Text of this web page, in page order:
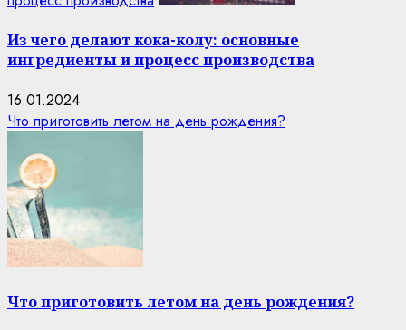
Из чего делают кока-колу: основные
ингредиенты и процесс производства
16.01.2024
Что приготовить летом на день рождения?
Что приготовить летом на день рождения?